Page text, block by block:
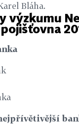
Bláha.
výzkumu